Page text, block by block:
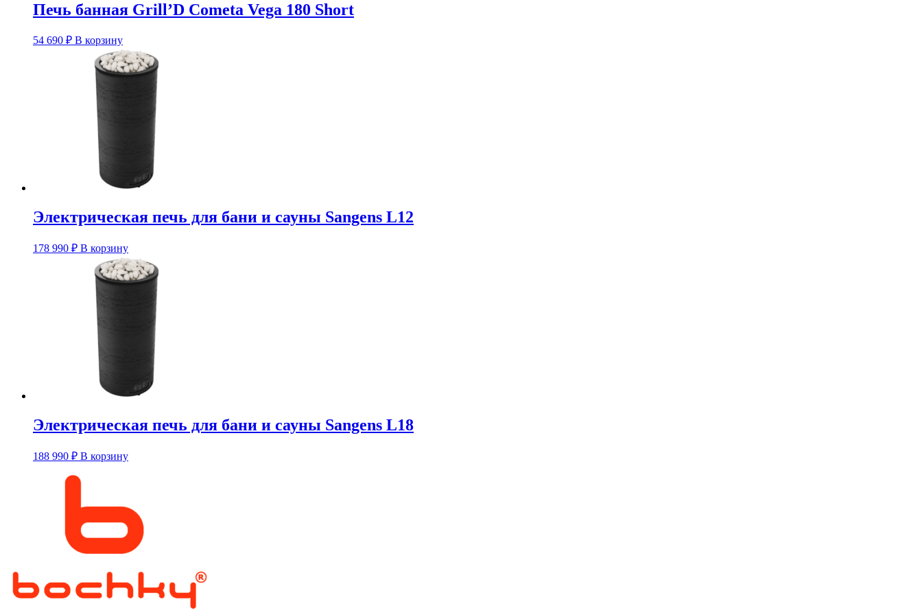
Печь банная Grill’D Cometa Vega 180 Short
54 690 ₽ В корзину
Электрическая печь для бани и сауны Sangens L12
178 990 ₽ В корзину
Электрическая печь для бани и сауны Sangens L18
188 990 ₽ В корзину